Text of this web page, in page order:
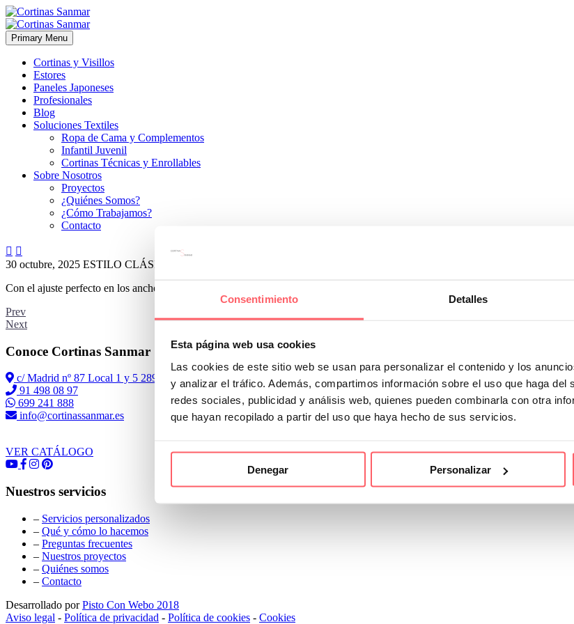
Consentimiento Detalles
Esta página web usa cookies
Las cookies de este sitio web se usan para personalizar el contenido y los
y analizar el tráfico. Además, compartimos información sobre el uso que haga del
redes sociales, publicidad y análisis web, quienes pueden combinarla con otra
que hayan recopilado a partir del uso que haya hecho de sus servicios.
Denegar Personalizar
Primary Menu
Cortinas y Visillos
Estores
Paneles Japoneses
Profesionales
Blog
Soluciones Textiles
Ropa de Cama y Complementos
Infantil Juvenil
Cortinas Técnicas y Enrollables
Sobre Nosotros
Proyectos
¿Quiénes Somos?
¿Cómo Trabajamos?
Contacto
 
30 octubre, 2025 ESTILO CLÁSICO
Con el ajuste perfecto en los anchos el resultado queda así de bonito. Además, muy práctico al poder mover las telas en función
Prev
Next
Conoce Cortinas Sanmar
c/ Madrid nº 87 Local 1 y 5 28970 Madrid
91 498 08 97
699 241 888
info@cortinassanmar.es
VER CATÁLOGO
Nuestros servicios
– Servicios personalizados
– Qué y cómo lo hacemos
– Preguntas frecuentes
– Nuestros proyectos
– Quiénes somos
– Contacto
Desarrollado porPisto Con Webo 2018
Aviso legal - Política de privacidad - Política de cookies - Cookies